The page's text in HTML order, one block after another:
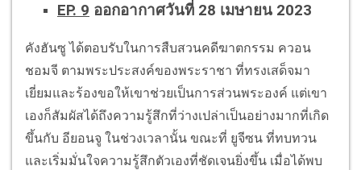
EP. 9 ออกอากาศวันที่ 28 เมษายน 2023
คังฮันซู ได้ตอบรับในการสืบสวนคดีฆาตกรรม ควอน
ชอมจี ตามพระประสงค์ของพระราชา ที่ทรงเสด็จมา
เยี่ยมและร้องขอให้เขาช่วยเป็นการส่วนพระองค์ แต่เขา
เองก็สัมผัสได้ถึงความรู้สึกที่ว่างเปล่าเป็นอย่างมากที่เกิด
ขึ้นกับ อียอนจู ในช่วงเวลานั้น ขณะที่ ยูจีซน ที่ทบทวน
และเริ่มมั่นใจความรู้สึกตัวเองที่ชัดเจนยิ่งขึ้น เมื่อได้พบ